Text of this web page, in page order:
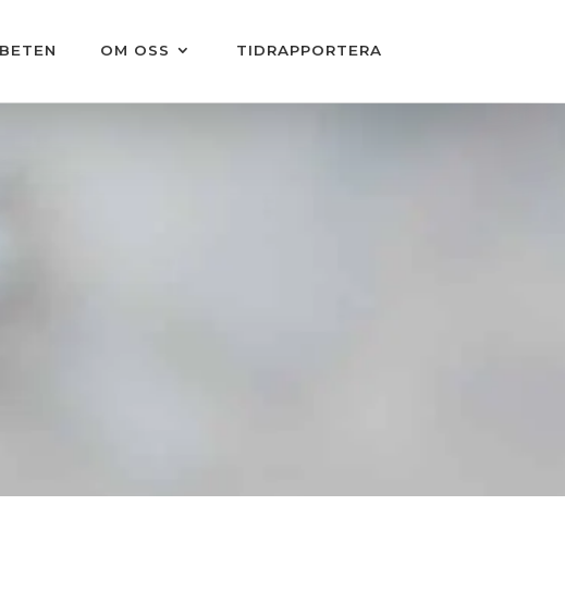
OM OSS TIDRAPPORTERA